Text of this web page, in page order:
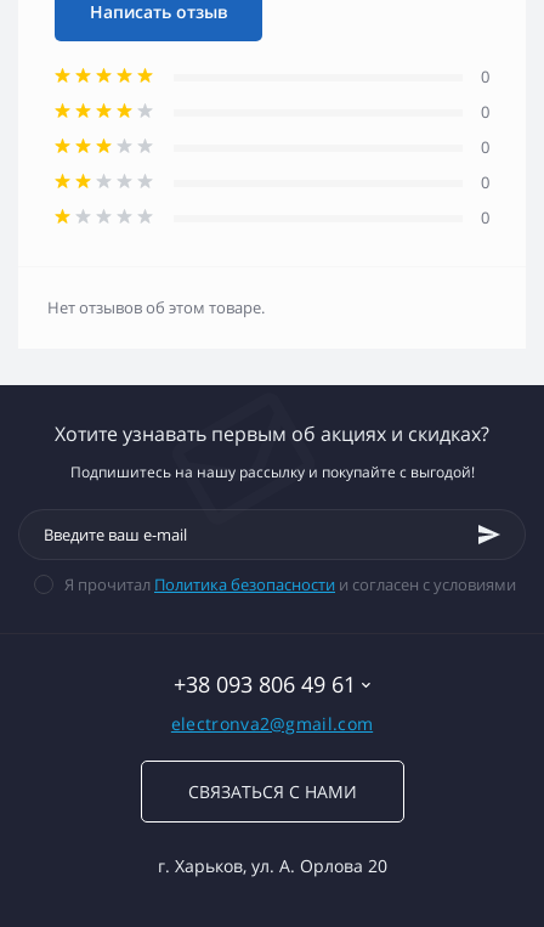
Написать отзыв
0
0
0
0
0
Нет отзывов об этом товаре.
Хотите узнавать первым об акциях и скидках?
Подпишитесь на нашу рассылку и покупайте с выгодой!
Я прочитал Политика безопасности и согласен с условиями
+38 093 806 49 61
electronva2@gmail.com
СВЯЗАТЬСЯ С НАМИ
г. Харьков, ул. А. Орлова 20